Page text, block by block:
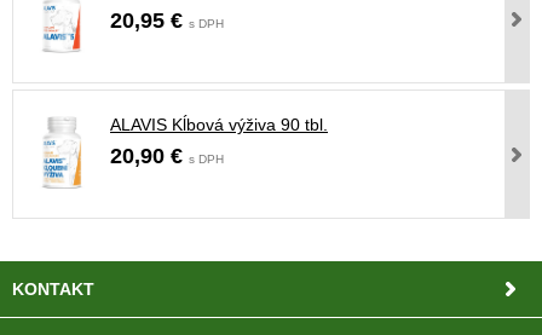
20,95 € s DPH
ALAVIS Kĺbová výživa 90 tbl.
20,90 € s DPH
KONTAKT